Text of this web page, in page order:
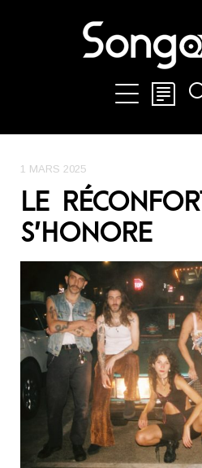
1 MARS 2025
LE
S’HONORE